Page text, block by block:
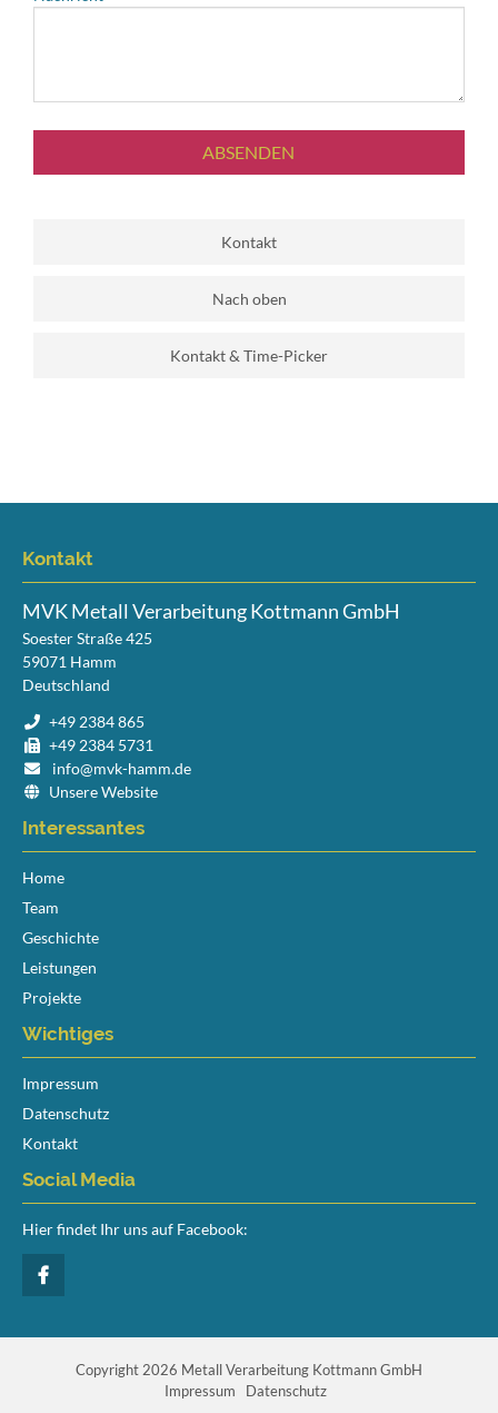
ABSENDEN
Kontakt
Nach oben
Kontakt & Time-Picker
Kontakt
MVK Metall Verarbeitung Kottmann GmbH
Soester Straße 425
59071 Hamm
Deutschland
+49 2384 865
+49 2384 5731
info@mvk-hamm.de
Unsere Website
Interessantes
Navigation
überspringen
Home
Team
Geschichte
Leistungen
Projekte
Wichtiges
Navigation
überspringen
Impressum
Datenschutz
Kontakt
Social Media
Hier findet Ihr uns auf Facebook:
Copyright 2026 Metall Verarbeitung Kottmann GmbH
Navigation
Impressum Datenschutz